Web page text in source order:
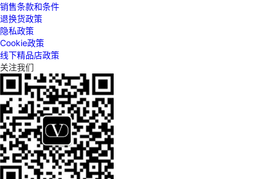
销售条款和条件
退换货政策
隐私政策
Cookie政策
线下精品店政策
关注我们